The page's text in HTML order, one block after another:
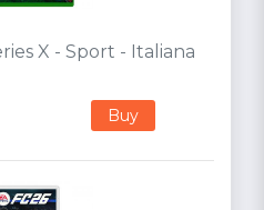
X - Sport - Italiana
Buy